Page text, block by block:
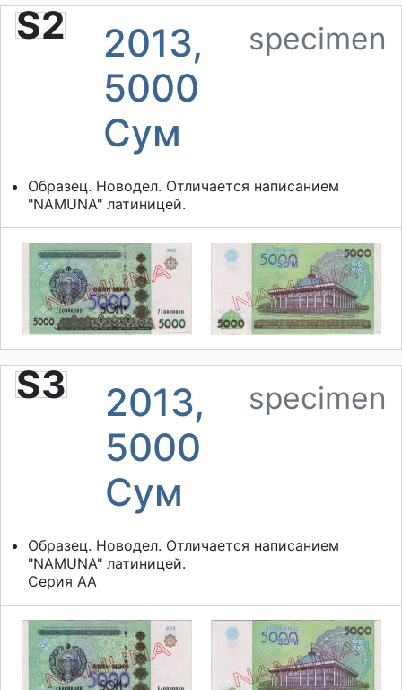
S2
2013,
5000
Cум
specimen
Образец. Новодел. Отличается написанием
"NAMUNA" латиницей.
S3
2013,
5000
Cум
specimen
Образец. Новодел. Отличается написанием
"NAMUNA" латиницей.
Серия АА